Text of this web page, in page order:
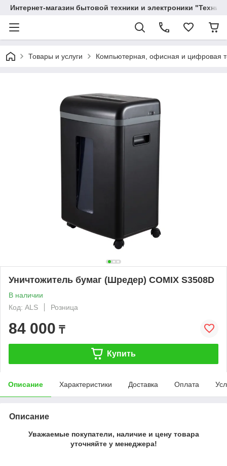
Интернет-магазин бытовой техники и электроники
Товары и услуги Компьютерная, офисная и цифровая
Уничтожитель бумаг (Шредер) COMIX S3508D
В наличии
Код: ALS
Розница
84 000 ₸
Купить
Описание Характеристики Доставка Оплата
Описание
Уважаемые покупатели, наличие и цену товара
уточняйте у менеджера!